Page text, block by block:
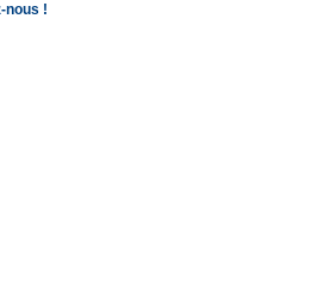
nous !